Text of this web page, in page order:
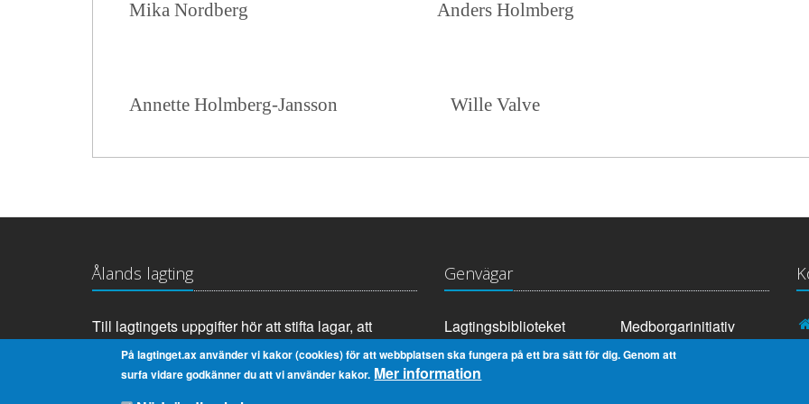
Mika Nordberg Anders Holmberg
Annette Holmberg-Jansson Wille Valve
Ålands lagting
Till lagtingets uppgifter hör att stifta lagar, att
anta landskapets budget samt att tillsätta och
övervaka landskapsregeringen.
Genvägar
Lagtingsbiblioteket
Medborgarinitiativ
Youtube
RSS
Extranät
På lagtinget.ax använder vi kakor (cookies) för att webbplatsen ska fungera på ett bra sätt för dig. Genom att
surfa vidare godkänner du att vi använder kakor. Mer information